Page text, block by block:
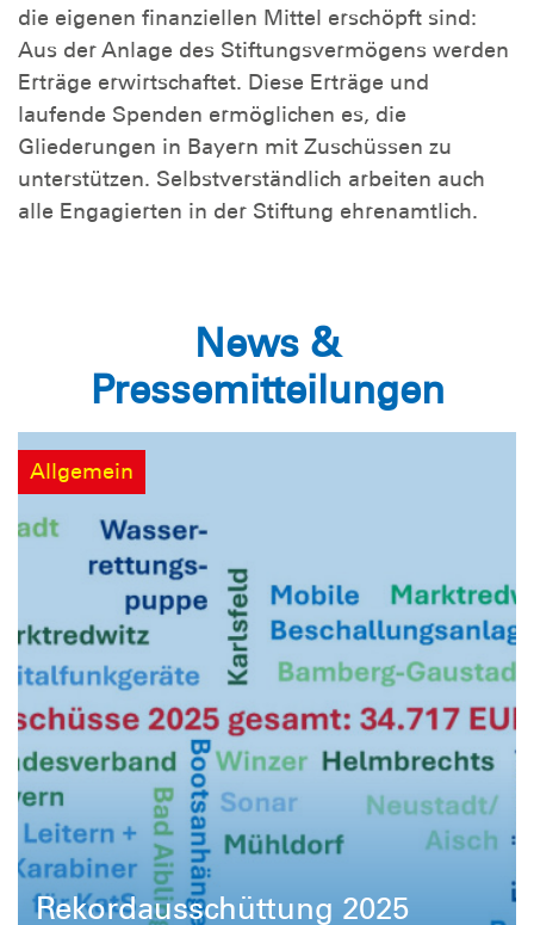
die eigenen finanziellen Mittel erschöpft sind:
Aus der Anlage des Stiftungsvermögens werden
Erträge erwirtschaftet. Diese Erträge und
laufende Spenden ermöglichen es, die
Gliederungen in Bayern mit Zuschüssen zu
unterstützen. Selbstverständlich arbeiten auch
alle Engagierten in der Stiftung ehrenamtlich.
News &
Pressemitteilungen
Allgemein
Rekordausschüttung 2025